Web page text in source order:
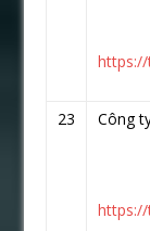
23 Công